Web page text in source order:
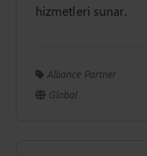
hizmetleri sunar.
Alliance Partner
Global